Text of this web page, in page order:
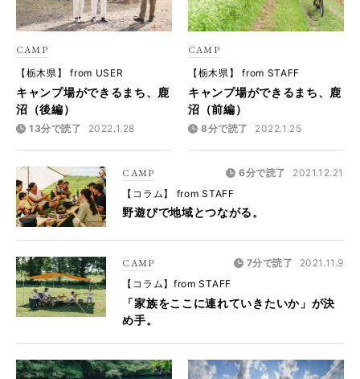
CAMP
【栃木県】 from USER
キャンプ場ができるまち、鹿
沼（後編）
13分で読了 2022.1.28
CAMP
【栃木県】 from STAFF
キャンプ場ができるまち、鹿
沼（前編）
8分で読了 2022.1.25
CAMP 6分で読了
2021.12.21
【コラム】 from STAFF
野遊びで地域とつながる。
CAMP 7分で読了
2021.11.9
【コラム】from STAFF
「家族をここに連れていきたいか」が決
め手。